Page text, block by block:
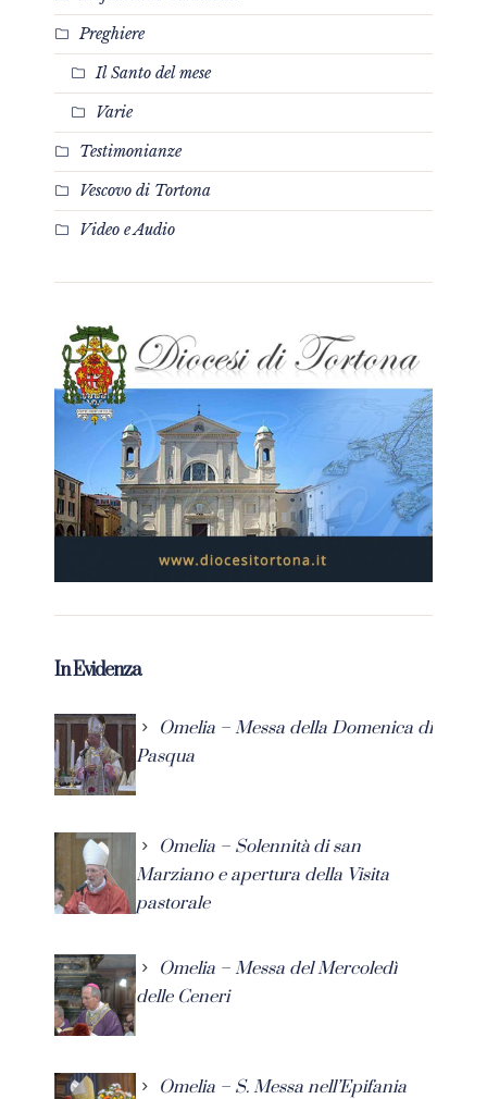
Preghiere
Il Santo del mese
Varie
Testimonianze
Vescovo di Tortona
Video e Audio
In Evidenza
Omelia – Messa della Domenica di
Pasqua
Omelia – Solennità di san
Marziano e apertura della Visita
pastorale
Omelia – Messa del Mercoledì
delle Ceneri
Omelia – S. Messa nell’Epifania